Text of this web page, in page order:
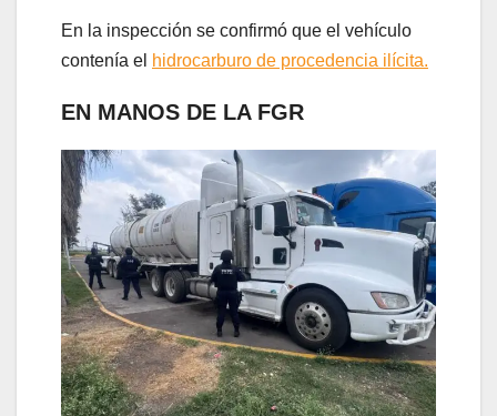
En la inspección se confirmó que el vehículo
contenía el hidrocarburo de procedencia ilícita.
EN MANOS DE LA FGR